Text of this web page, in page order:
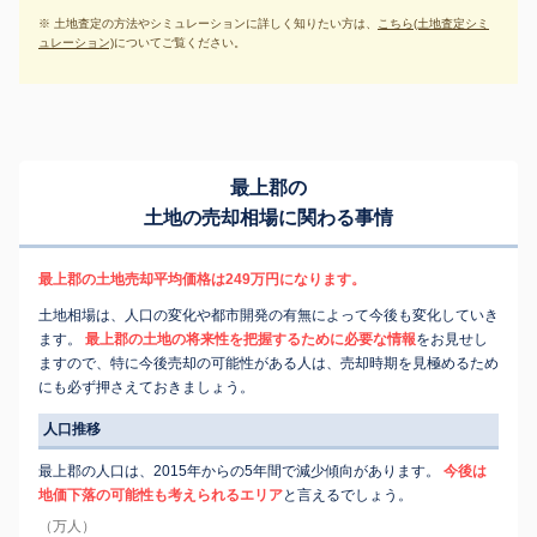
※ 土地査定の方法やシミュレーションに詳しく知りたい方は、 こちら(土地査定シミ
ュレーション)についてご覧ください。
最上郡の
土地の売却相場に関わる事情
最上郡の土地売却平均価格は249万円になります。
土地相場は、人口の変化や都市開発の有無によって今後も変化していき
ます。
最上郡の土地の将来性を把握するために必要な情報をお見せし
ますので、特に今後売却の可能性がある人は、売却時期を見極めるため
にも必ず押さえておきましょう。
人口推移
最上郡の人口は、2015年からの5年間で減少傾向があります。
今後は
地価下落の可能性も考えられるエリアと言えるでしょう。
（万人）